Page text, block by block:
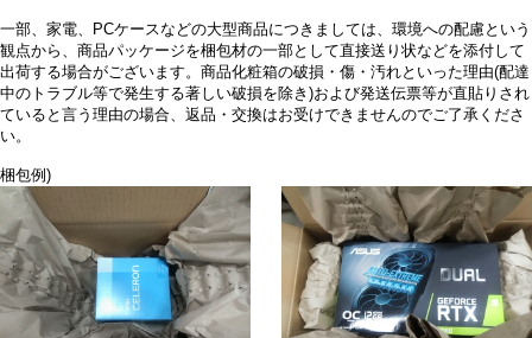
一部、家電、PCケースなどの大型商品につきましては、環境への配慮という
観点から、商品パッケージを梱包材の一部として直接送り状などを添付して
出荷する場合がございます。商品化粧箱の破損・傷・汚れといった理由(配達
中のトラブル等で発生する著しい破損を除き)および発送伝票等が直貼りされ
ていると言う理由の場合、返品・交換はお受けできませんのでご了承くださ
い。
梱包例)